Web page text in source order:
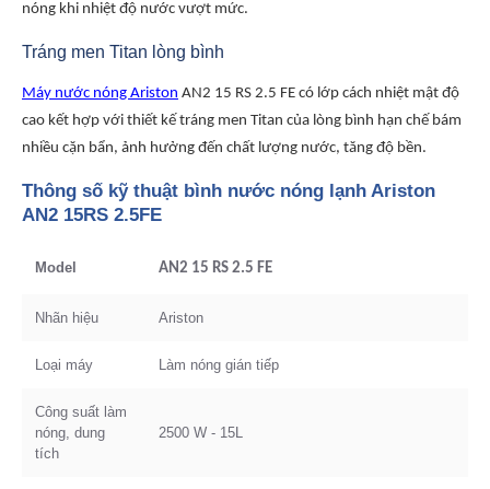
nóng khi nhiệt độ nước vượt mức.
Tráng men Titan lòng bình
Máy nước nóng Ariston AN2 15 RS 2.5 FE có lớp cách nhiệt mật độ
cao kết hợp với thiết kế tráng men Titan của lòng bình hạn chế bám
nhiều cặn bẩn, ảnh hưởng đến chất lượng nước, tăng độ bền.
Thông số kỹ thuật bình nước nóng lạnh Ariston
AN2 15RS 2.5FE
Model AN2 15 RS 2.5 FE
Nhãn hiệu Ariston
Loại máy Làm nóng gián tiếp
Công suất làm
nóng, dung
tích
2500 W - 15L